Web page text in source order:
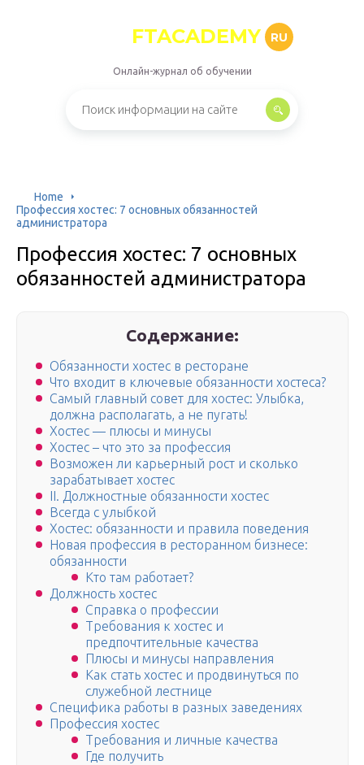
FTACADEMY RU
Онлайн-журнал об обучении
Home
Профессия хостес: 7 основных обязанностей
администратора
Профессия хостес: 7 основных
обязанностей администратора
Содержание:
Обязанности хостес в ресторане
Что входит в ключевые обязанности хостеса?
Самый главный совет для хостес: Улыбка,
должна располагать, а не пугать!
Хостес — плюсы и минусы
Хостес – что это за профессия
Возможен ли карьерный рост и сколько
зарабатывает хостес
II. Должностные обязанности хостес
Всегда с улыбкой
Хостес: обязанности и правила поведения
Новая профессия в ресторанном бизнесе:
обязанности
Кто там работает?
Должность хостес
Справка о профессии
Требования к хостес и
предпочтительные качества
Плюсы и минусы направления
Как стать хостес и продвинуться по
служебной лестнице
Специфика работы в разных заведениях
Профессия хостес
Требования и личные качества
Где получить